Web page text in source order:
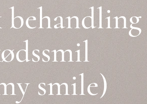
smile)